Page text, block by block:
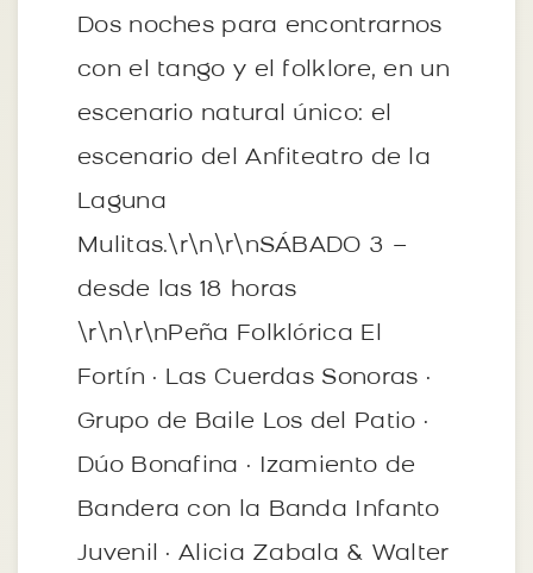
Dos noches para encontrarnos
con el tango y el folklore, en un
escenario natural único: el
escenario del Anfiteatro de la
Laguna
Mulitas.\r\n\r\nSÁBADO 3 –
desde las 18 horas
\r\n\r\nPeña Folklórica El
Fortín · Las Cuerdas Sonoras ·
Grupo de Baile Los del Patio ·
Dúo Bonafina · Izamiento de
Bandera con la Banda Infanto
Juvenil · Alicia Zabala & Walter